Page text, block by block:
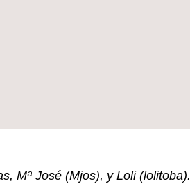
Mª José (Mjos), y Loli (lolitoba).